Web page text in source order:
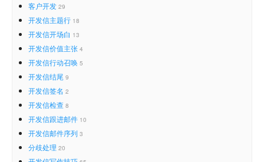
客户开发 29
开发信主题行 18
开发信开场白 13
开发信价值主张 4
开发信行动召唤 5
开发信结尾 9
开发信签名 2
开发信检查 8
开发信跟进邮件 10
开发信邮件序列 3
分歧处理 20